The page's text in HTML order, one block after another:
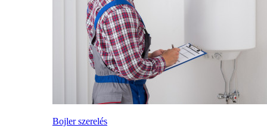
Bojler szerelés